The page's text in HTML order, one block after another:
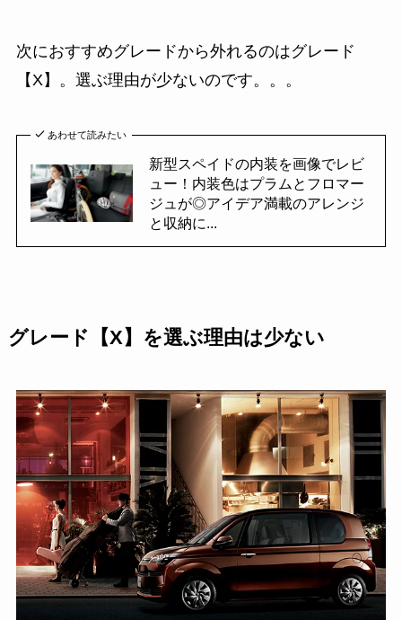
次におすすめグレードから外れるのはグレード
【X】。選ぶ理由が少ないのです。。。
あわせて読みたい
新型スペイドの内装を画像でレビ
ュー！内装色はプラムとフロマー
ジュが◎アイデア満載のアレンジ
と収納に...
グレード【X】を選ぶ理由は少ない